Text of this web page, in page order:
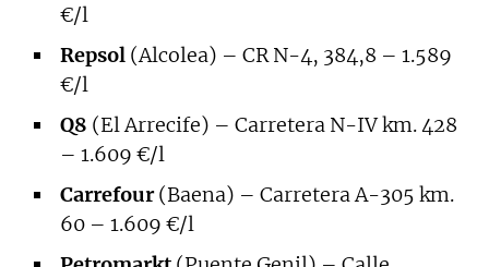
€/l
Repsol (Alcolea) – CR N-4, 384,8 – 1.589
€/l
Q8 (El Arrecife) – Carretera N-IV km. 428
– 1.609 €/l
Carrefour(Baena) – Carretera A-305 km.
60 – 1.609 €/l